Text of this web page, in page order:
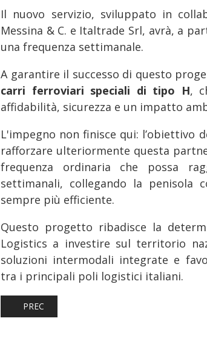
Il nuovo servizio, sviluppato in
Messina & C. e Italtrade Srl, avrà, a
una frequenza settimanale.
A garantire il successo di questo
carri ferroviari speciali di tipo H,
affidabilità, sicurezza e un impatto
L'impegno non finisce qui: l’obiettivo
rafforzare ulteriormente questa
frequenza ordinaria che possa
settimanali, collegando la penisola
sempre più efficiente.
Questo progetto ribadisce la
Logistics a investire sul territorio
soluzioni intermodali integrate e
tra i principali poli logistici italiani.
ARTICOLO PRECEDENTE: FERROVIE: LE SFIDE
PREC